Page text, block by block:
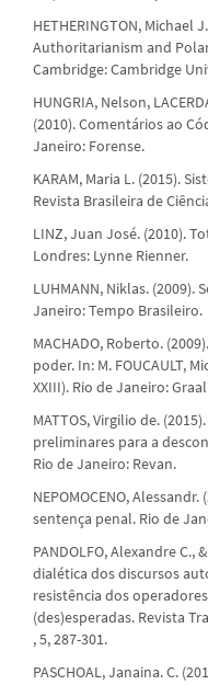
HETHERINGTON, Michael
Authoritarianism and
Cambridge: Cambridge
HUNGRIA, Nelson,
(2010). Comentários ao
Janeiro: Forense.
KARAM, Maria L. (2015).
Revista Brasileira de
LINZ, Juan José. (2010).
Londres: Lynne Rienner.
LUHMANN, Niklas. (2009).
Janeiro: Tempo Brasileiro.
MACHADO, Roberto.
poder. In: M. FOUCAULT,
XXIII). Rio de Janeiro:
MATTOS, Virgilio de.
preliminares para a
Rio de Janeiro: Revan.
NEPOMOCENO,
sentença penal. Rio de
PANDOLFO, Alexandre C.,
dialética dos discursos
resistência dos
(des)esperadas. Revista
, 5, 287-301.
PASCHOAL, Janaina. C.